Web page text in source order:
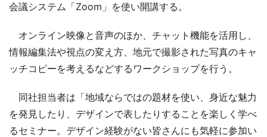
会議システム「Zoom」を使い開講する。
オンライン映像と音声のほか、チャット機能を活用し、
情報編集法や視点の変え方、地元で撮影された写真のキャ
ッチコピーを考えるなどするワークショップを行う。
同社担当者は「地域ならではの題材を使い、身近な魅力
を発見したり、デザインで表したりすることを楽しく学べ
るセミナー。デザイン経験がない皆さんにも気軽に参加い